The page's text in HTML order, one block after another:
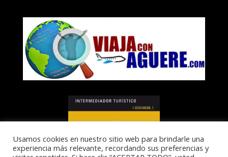
Usamos cookies en nuestro sitio web para brindarle una
experiencia más relevante, recordando sus preferencias y